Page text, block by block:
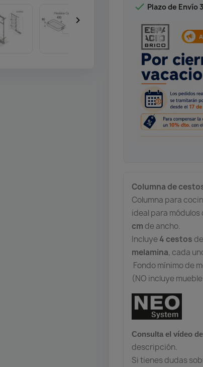

 Plazo de Envío
Columna de
Columna para
ideal para módulos
cm de ancho.
Incluye4 cestos de
melamina, cada
Fondo mínimo de
(NO incluye
Consulta el vídeo
descripción.
Si tienes dudas